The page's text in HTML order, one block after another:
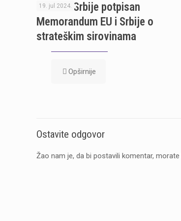
19. jul 2024.
U Palati Srbije potpisan
Memorandum EU i Srbije o
strateškim sirovinama
Opširnije
Ostavite odgovor
Žao nam je, da bi postavili komentar, morate